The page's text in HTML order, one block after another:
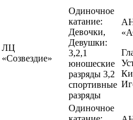
ЛЦ
«Созвездие»
Одиночное
катание:
Девочки,
Девушки:
3,2,1
юношеские
разряды 3,2
спортивные
разряды
Одиночное